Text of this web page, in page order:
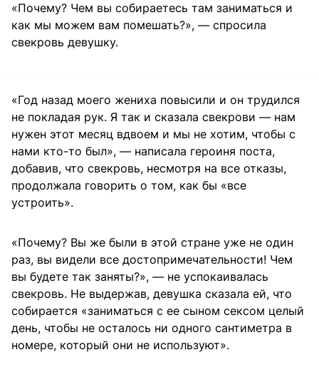
«Почему? Чем вы собираетесь там заниматься и
как мы можем вам помешать?», — спросила
свекровь девушку.
«Год назад моего жениха повысили и он трудился
не покладая рук. Я так и сказала свекрови — нам
нужен этот месяц вдвоем и мы не хотим, чтобы с
нами кто-то был», — написала героиня поста,
добавив, что свекровь, несмотря на все отказы,
продолжала говорить о том, как бы «все
устроить».
«Почему? Вы же были в этой стране уже не один
раз, вы видели все достопримечательности! Чем
вы будете так заняты?», — не успокаивалась
свекровь. Не выдержав, девушка сказала ей, что
собирается «заниматься с ее сыном сексом целый
день, чтобы не осталось ни одного сантиметра в
номере, который они не используют».